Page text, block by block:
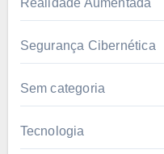
Segurança Cibernética
Sem categoria
Tecnologia